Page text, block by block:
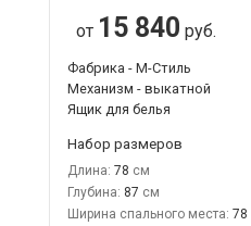
от 15 840 руб.
Фабрика - М-Стиль
Механизм - выкатной
Ящик для белья
Набор размеров
Длина: 78
Глубина: 87
Ширина спального места: 78